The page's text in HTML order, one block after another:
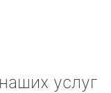
услуг